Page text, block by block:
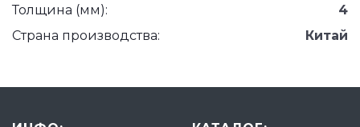
Толщина (мм):
4
Страна производства:
Китай